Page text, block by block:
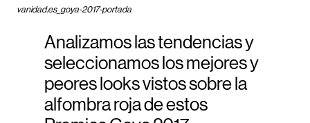
vanidad.es_goya-2017-portada
Analizamos las tendencias y
seleccionamos los mejores y
peores looks vistos sobre la
alfombra roja de estos